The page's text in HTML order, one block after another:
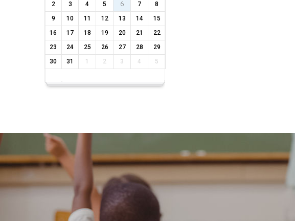
2
3 4 5 6 7
8
9
10 11 12 13 14
15
16
17 18 19 20 21
22
23
24 25 26 27 28
29
30
31 1 2 3 4 5